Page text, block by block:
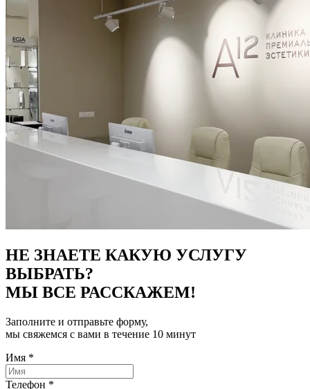
НЕ ЗНАЕТЕ КАКУЮ УСЛУГУ
ВЫБРАТЬ?
МЫ ВСЕ РАССКАЖЕМ!
Заполните и отправьте форму,
мы свяжемся с вами в течение 10 минут
Имя *
Телефон *